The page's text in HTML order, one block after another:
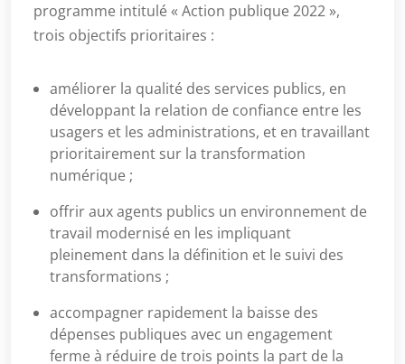
programme intitulé « Action publique 2022 »,
trois objectifs prioritaires :
améliorer la qualité des services publics, en
développant la relation de confiance entre les
usagers et les administrations, et en travaillant
prioritairement sur la transformation
numérique ;
offrir aux agents publics un environnement de
travail modernisé en les impliquant
pleinement dans la définition et le suivi des
transformations ;
accompagner rapidement la baisse des
dépenses publiques avec un engagement
ferme à réduire de trois points la part de la